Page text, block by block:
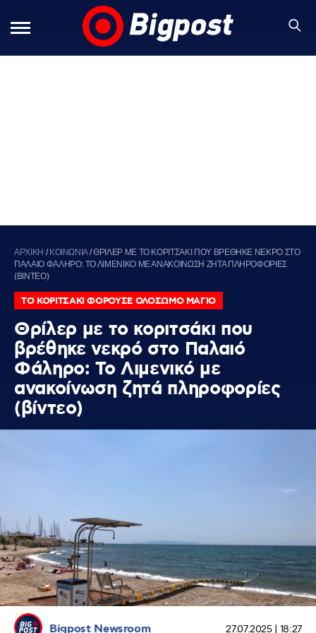
ΑΡΧΙΚΗ / ΚΟΙΝΩΝΙΑ/ΘΡΙΛΕΡ ΜΕ ΤΟ ΚΟΡΙΤΣΑΚΙ ΠΟΥ ΒΡΕΘΗΚΕ ΝΕΚΡΟ ΣΤΟ
ΠΑΛΑΙΟ ΦΑΛΗΡΟ: ΤΟ ΛΙΜΕΝΙΚΟ ΜΕ ΑΝΑΚΟΙΝΩΣΗ ΖΗΤΑ ΠΛΗΡΟΦΟΡΙΕΣ
(ΒΙΝΤΕΟ)
ΤΟ ΚΟΡΙΤΣΑΚΙ ΦΟΡΟΥΣΕ ΟΛΟΣΩΜΟ ΜΑΓΙΟ
Θρίλερ με το κοριτσάκι που
βρέθηκε νεκρό στο Παλαιό
Φάληρο: Το Λιμενικό με
ανακοίνωση ζητά πληροφορίες
(βίντεο)
Bigpost Newsroom 27.07.2025 | 18:27